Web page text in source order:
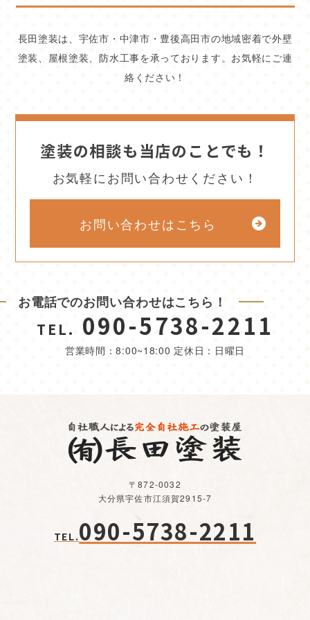
長田塗装は、宇佐市・中津市・豊後高田市の地域密着で外壁
塗装、屋根塗装、防水工事を承っております。お気軽にご連
絡ください！
塗装の相談も当店のことでも！
お気軽にお問い合わせください！
お問い合わせはこちら
お電話でのお問い合わせはこちら！
TEL. 090-5738-2211
営業時間：8:00~18:00 定休日：日曜日
〒872-0032
大分県宇佐市江須賀2915-7
TEL.090-5738-2211